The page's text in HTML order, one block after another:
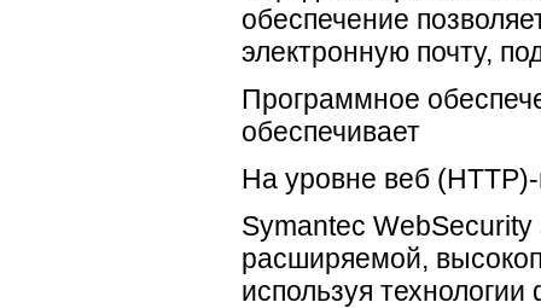
обеспечение
электронную почту,
Программное
обеспечивает
На уровне веб
Symantec
расширяемой,
используя